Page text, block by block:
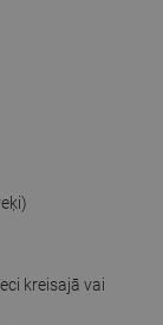
kreisajā vai